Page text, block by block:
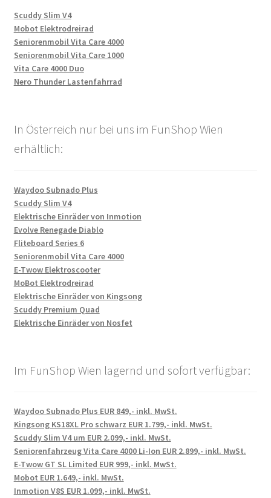
Scuddy Slim V4
Mobot Elektrodreirad
Seniorenmobil Vita Care 4000
Seniorenmobil Vita Care 1000
Vita Care 4000 Duo
Nero Thunder Lastenfahrrad
In Österreich nur bei uns im FunShop Wien
erhältlich:
Waydoo Subnado Plus
Scuddy Slim V4
Elektrische Einräder von Inmotion
Evolve Renegade Diablo
Fliteboard Series 6
Seniorenmobil Vita Care 4000
E-Twow Elektroscooter
MoBot Elektrodreirad
Elektrische Einräder von Kingsong
Scuddy Premium Quad
Elektrische Einräder von Nosfet
Im FunShop Wien lagernd und sofort verfügbar:
Waydoo Subnado Plus EUR 849,- inkl. MwSt.
Kingsong KS18XL Pro schwarz EUR 1.799,- inkl. MwSt.
Scuddy Slim V4 um EUR 2.099,- inkl. MwSt.
Seniorenfahrzeug Vita Care 4000 Li-Ion EUR 2.899,- inkl. MwSt.
E-Twow GT SL Limited EUR 999,- inkl. MwSt.
Mobot EUR 1.649,- inkl. MwSt.
Inmotion V8S EUR 1.099,- inkl. MwSt.